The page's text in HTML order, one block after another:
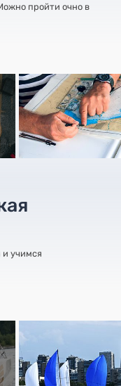
пройти очно в
и учимся